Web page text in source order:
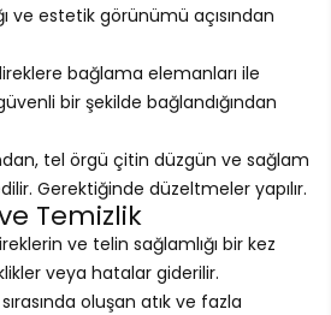
ve estetik görünümü açısından
bağlama elemanları ile
bir şekilde bağlandığından
tel örgü çitin düzgün ve sağlam
Gerektiğinde düzeltmeler yapılır.
Temizlik
ve telin sağlamlığı bir kez
veya hatalar giderilir.
oluşan atık ve fazla